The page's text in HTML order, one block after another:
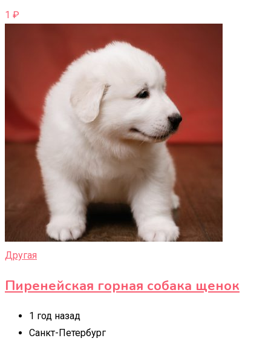
1 ₽
Другая
Пиренейская горная собака щенок
1 год назад
Санкт-Петербург